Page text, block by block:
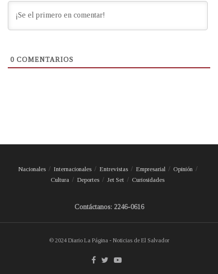
0 COMENTARIOS
Nacionales Internacionales Entrevistas Empresarial
Opinión
Cultura
Deportes Jet Set Curiosidades
Contáctanos: 2246-0616
© 2024 Diario La Página - Noticias de El Salvador